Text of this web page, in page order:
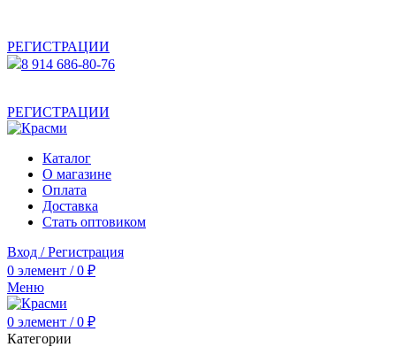
РЕГИСТРАЦИИ
8 914 686-80-76
РЕГИСТРАЦИИ
Каталог
О магазине
Оплата
Доставка
Стать оптовиком
Вход / Регистрация
0 элемент / 0 ₽
Меню
0 элемент / 0 ₽
Категории